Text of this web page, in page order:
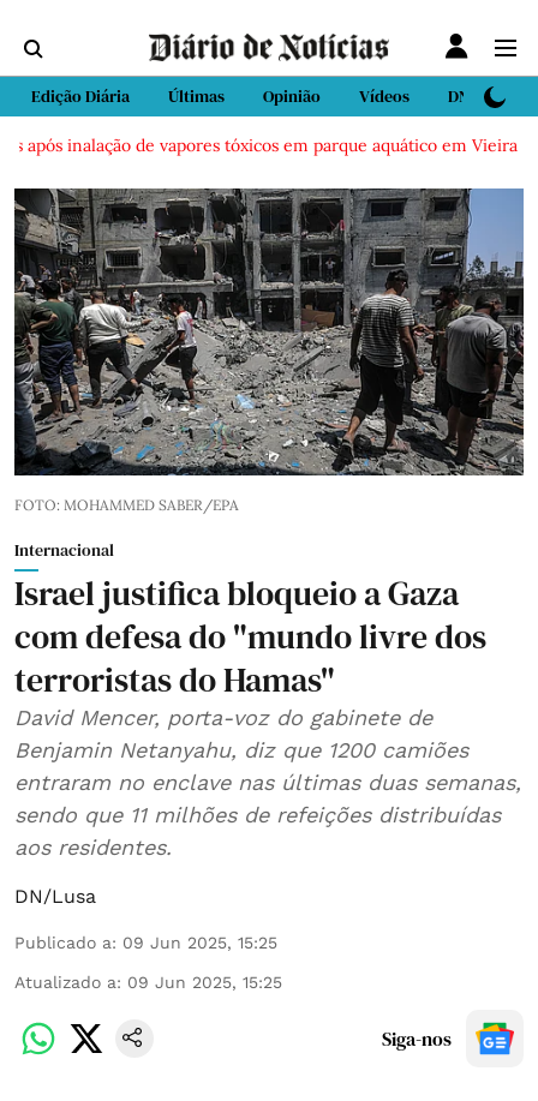
Edição Diária Últimas Opinião Vídeos DN Sport
inalação de vapores tóxicos em parque aquático em Vieira de
FOTO: MOHAMMED SABER/EPA
Internacional
Israel justifica bloqueio a Gaza
com defesa do "mundo livre dos
terroristas do Hamas"
David Mencer, porta-voz do gabinete de
Benjamin Netanyahu, diz que 1200 camiões
entraram no enclave nas últimas duas semanas,
sendo que 11 milhões de refeições distribuídas
aos residentes.
DN/Lusa
Publicado a: 09 Jun 2025, 15:25
Atualizado a: 09 Jun 2025, 15:25
Siga-nos